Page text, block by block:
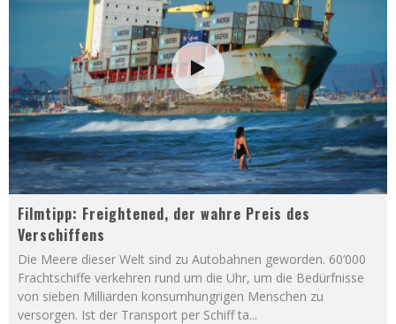
Filmtipp: Freightened, der wahre Preis des
Verschiffens
Die Meere dieser Welt sind zu Autobahnen geworden. 60‘000
Frachtschiffe verkehren rund um die Uhr, um die Bedürfnisse
von sieben Milliarden konsumhungrigen Menschen zu
versorgen. Ist der Transport per Schiff ta...